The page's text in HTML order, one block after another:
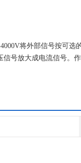
将外部信号按可
号放大成电流信号。